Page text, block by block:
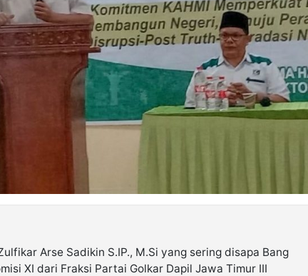
Arse Sadikin S.IP., M.Si yang sering disapa Bang
XI dari Fraksi Partai Golkar Dapil Jawa Timur III